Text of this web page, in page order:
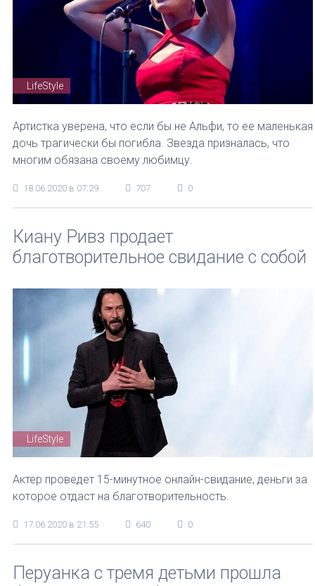
LifeStyle
Артистка уверена, что если бы не Альфи, то ее маленькая
дочь трагически бы погибла. Звезда призналась, что
многим обязана своему любимцу.
18.06.2020 в 07:29 707 0
Киану Ривз продает
благотворительное свидание с собой
LifeStyle
Актер проведет 15-минутное онлайн-свидание, деньги за
которое отдаст на благотворительность.
17.06.2020 в 21:55 640 0
Перуанка с тремя детьми прошла